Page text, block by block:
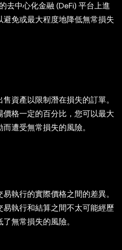
去中心化金融 (DeFi) 平台上進
免或最大程度地降低無常損失
資產以限制潛在損失的訂單。
格一定的百分比，您可以最大
遭受無常損失的風險。
執行的實際價格之間的差異。
執行和結算之間不太可能經歷
無常損失的風險。